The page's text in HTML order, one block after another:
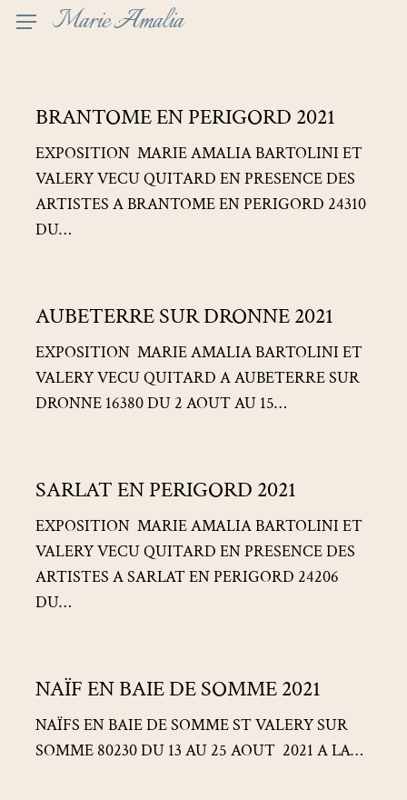
Skip
Marie Amalia
EN
PERIGORD
2021
BRANTOME EN PERIGORD 2021
EXPOSITION MARIE AMALIA BARTOLINI ET
VALERY VECU QUITARD EN PRESENCE DES
ARTISTES A BRANTOME EN PERIGORD 24310
DU…
SUR
DRONNE
2021
AUBETERRE SUR DRONNE 2021
EXPOSITION MARIE AMALIA BARTOLINI ET
VALERY VECU QUITARD A AUBETERRE SUR
DRONNE 16380 DU 2 AOUT AU 15…
EN
PERIGORD
2021
SARLAT EN PERIGORD 2021
EXPOSITION MARIE AMALIA BARTOLINI ET
VALERY VECU QUITARD EN PRESENCE DES
ARTISTES A SARLAT EN PERIGORD 24206
DU…
EN
BAIE
DE
NAÏF EN BAIE DE SOMME 2021
NAÏFS EN BAIE DE SOMME ST VALERY SUR
SOMME 80230 DU 13 AU 25 AOUT 2021 A LA…